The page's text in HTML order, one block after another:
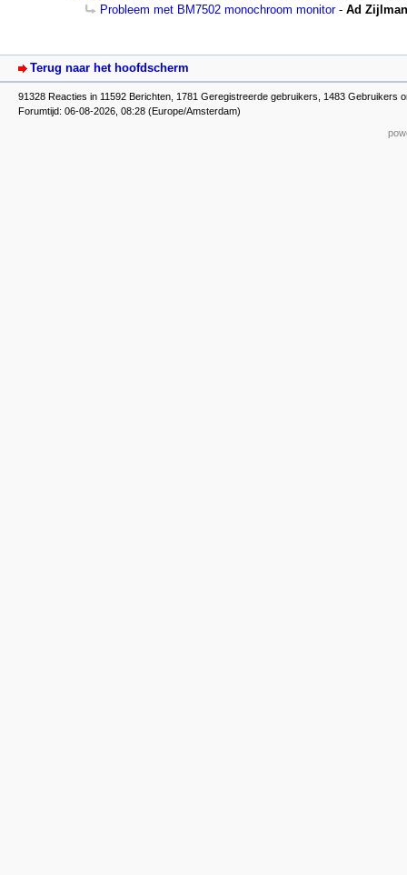
Probleem met BM7502 monochroom monitor- Ad
Terug naar het hoofdscherm
91328 Reacties in 11592 Berichten, 1781 Geregistreerde gebruikers, 1483 Gebruikers
Forumtijd: 06-08-2026, 08:28 (Europe/Amsterdam)